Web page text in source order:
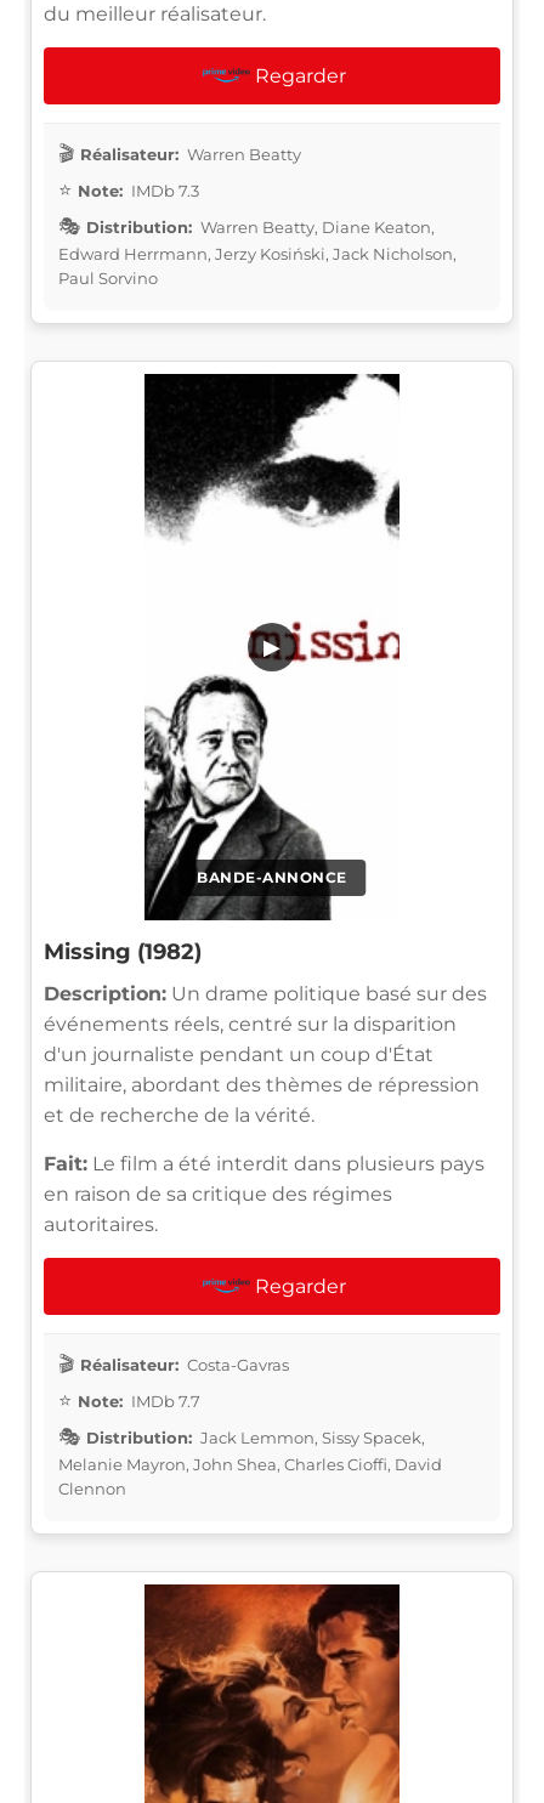
du meilleur réalisateur.
Regarder
Réalisateur: Warren Beatty
Note: IMDb 7.3
Distribution: Warren Beatty, Diane Keaton,
Edward Herrmann, Jerzy Kosiński, Jack Nicholson,
Paul Sorvino
BANDE-ANNONCE
▶
Missing (1982)
Description: Un drame politique basé sur des
événements réels, centré sur la disparition
d'un journaliste pendant un coup d'État
militaire, abordant des thèmes de répression
et de recherche de la vérité.
Fait: Le film a été interdit dans plusieurs pays
en raison de sa critique des régimes
autoritaires.
Regarder
Réalisateur: Costa-Gavras
Note: IMDb 7.7
Distribution: Jack Lemmon, Sissy Spacek,
Melanie Mayron, John Shea, Charles Cioffi, David
Clennon